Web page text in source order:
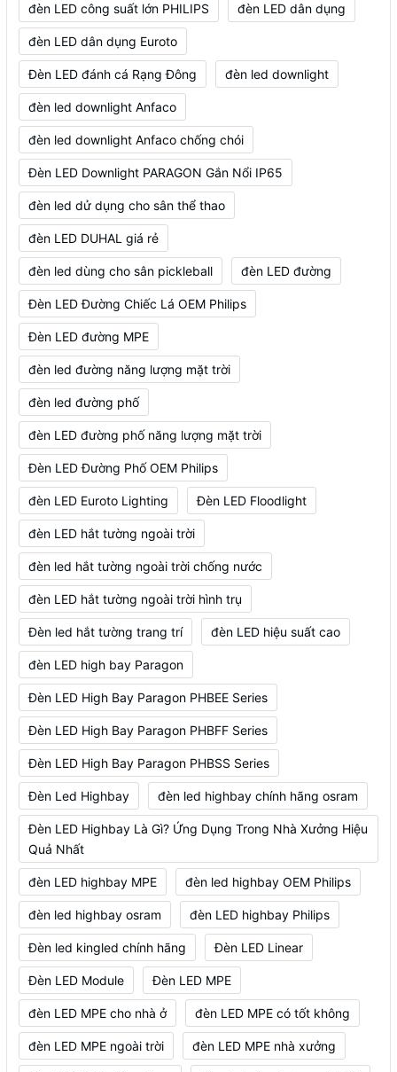
đèn LED công suất lớn PHILIPS đèn LED dân dụng
đèn LED dân dụng Euroto
Đèn LED đánh cá Rạng Đông đèn led downlight
đèn led downlight Anfaco
đèn led downlight Anfaco chống chói
Đèn LED Downlight PARAGON Gắn Nổi IP65
đèn led dử dụng cho sân thể thao
đèn LED DUHAL giá rẻ
đèn led dùng cho sân pickleball đèn LED đường
Đèn LED Đường Chiếc Lá OEM Philips
Đèn LED đường MPE
đèn led đường năng lượng mặt trời
đèn led đường phố
đèn LED đường phố năng lượng mặt trời
Đèn LED Đường Phố OEM Philips
đèn LED Euroto Lighting Đèn LED Floodlight
đèn LED hắt tường ngoài trời
đèn led hắt tường ngoài trời chống nước
đèn LED hắt tường ngoài trời hình trụ
Đèn led hắt tường trang trí đèn LED hiệu suất cao
đèn LED high bay Paragon
Đèn LED High Bay Paragon PHBEE Series
Đèn LED High Bay Paragon PHBFF Series
Đèn LED High Bay Paragon PHBSS Series
Đèn Led Highbay đèn led highbay chính hãng osram
Đèn LED Highbay Là Gì? Ứng Dụng Trong Nhà Xưởng Hiệu
Quả Nhất
đèn LED highbay MPE đèn led highbay OEM Philips
đèn led highbay osram đèn LED highbay Philips
Đèn led kingled chính hãng Đèn LED Linear
Đèn LED Module Đèn LED MPE
đèn LED MPE cho nhà ở đèn LED MPE có tốt không
đèn LED MPE ngoài trời đèn LED MPE nhà xưởng